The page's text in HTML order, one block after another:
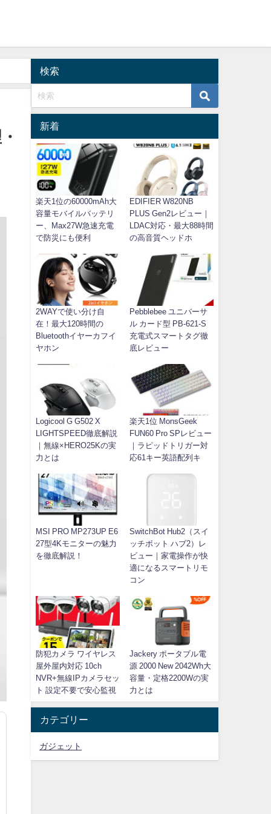
検索
新着
楽天1位の60000mAh大
容量モバイルバッテリ
ー、Max27W急速充電
で防災にも便利
EDIFIER W820NB
PLUS Gen2レビュー｜
LDAC対応・最大88時間
の高音質ヘッドホ
2WAYで使い分け自
在！最大120時間の
Bluetoothイヤーカフイ
ヤホン
Pebblebee ユニバーサ
ル カード型 PB-621-S
充電式スマートタグ徹
底レビュー
Logicool G G502 X
LIGHTSPEED徹底解説
｜無線×HERO25Kの実
力とは
楽天1位 MonsGeek
FUN60 Pro SPレビュー
｜ラピッドトリガー対
応61キー英語配列キ
MSI PRO MP273UP E6
27型4Kモニターの魅力
を徹底解説！
SwitchBot Hub2（スイ
ッチボット ハブ2）レ
ビュー｜家電操作が快
適になるスマートリモ
コン
防犯カメラ ワイヤレス
屋外屋内対応 10ch
NVR+無線IPカメラセッ
ト 設定不要で安心監視
Jackery ポータブル電
源 2000 New 2042Wh大
容量・定格2200Wの実
力とは
カテゴリー
ガジェット